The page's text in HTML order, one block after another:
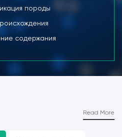
породы
содержания
Read More